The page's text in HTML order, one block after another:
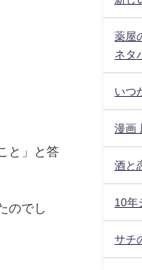
と」と答
のでし
薬屋
ネタ
いつ
漫画
酒と
10年
サチ